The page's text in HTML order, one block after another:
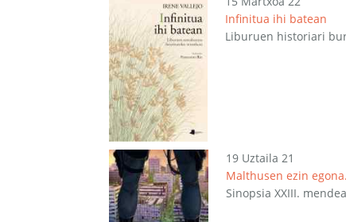
Infinitua ihi batean
Liburuen historiari
19 Uztaila 21
Malthusen ezin egona.
Sinopsia XXIII.